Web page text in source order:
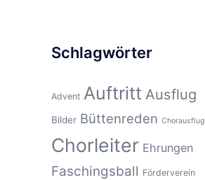
Schlagwörter
Advent Auftritt Ausflug
Bilder Büttenreden Chorausflug
Chorleiter Ehrungen
Faschingsball Förderverein